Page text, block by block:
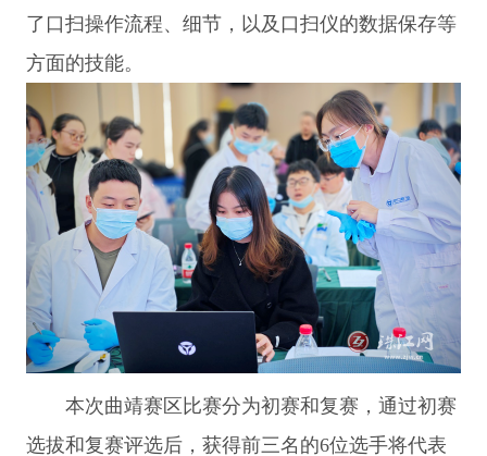
了口扫操作流程、细节，以及口扫仪的数据保存等
方面的技能。
本次曲靖赛区比赛分为初赛和复赛，通过初赛
选拔和复赛评选后，获得前三名的6位选手将代表